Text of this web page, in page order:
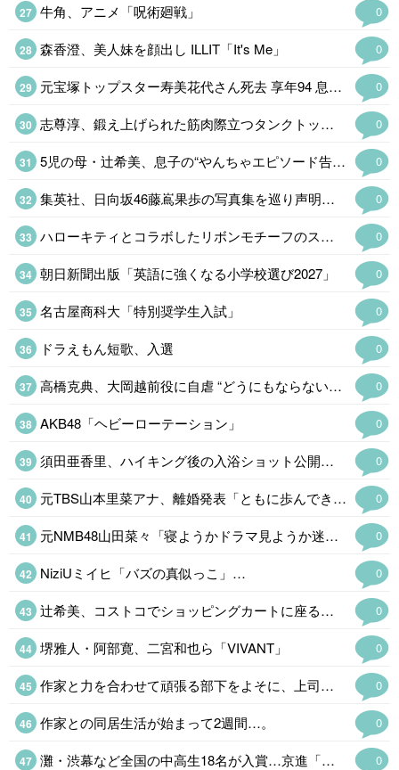
0
牛角、アニメ「呪術廻戦」
0
森香澄、美人妹を顔出し ILLIT「It's Me」
0
元宝塚トップスター寿美花代さん死去 享年94 息子・高嶋政宏&政伸がコメント…
0
志尊淳、鍛え上げられた筋肉際立つタンクトップ姿にファン歓喜「ギャップがす…
0
5児の母・辻希美、息子の“やんちゃエピソード告白「菓子折りを買い溜めしてい…
0
集英社、日向坂46藤嶌果歩の写真集を巡り声明発表 注意喚起も「必要に応じて法的措置を含む対応を検討」
0
ハローキティとコラボしたリボンモチーフのスイーツビュッフェ、京都センチュリーホテルで開催
0
朝日新聞出版「英語に強くなる小学校選び2027」
0
名古屋商科大「特別奨学生入試」
0
ドラえもん短歌、入選
0
高橋克典、大岡越前役に自虐 “どうにもならないポイント告白「補っていきたい」…
0
AKB48「ヘビーローテーション」
0
須田亜香里、ハイキング後の入浴ショット公開「ドキッとした」
0
元TBS山本里菜アナ、離婚発表「ともに歩んできた道は宝物」…
0
元NMB48山田菜々「寝ようかドラマ見ようか迷って」
0
NiziUミイヒ「バズの真似っこ」…
0
辻希美、コストコでショッピングカートに座る次女・夢空(ゆめあ)ちゃんの姿公…
0
堺雅人・阿部寛、二宮和也ら「VIVANT」
0
作家と力を合わせて頑張る部下をよそに、上司は陰で悪口を言っていて…【この恋、ホンモノに編むには#
0
作家との同居生活が始まって2週間…。
0
灘・渋幕など全国の中高生18名が入賞…京進「数学解法コンテスト」